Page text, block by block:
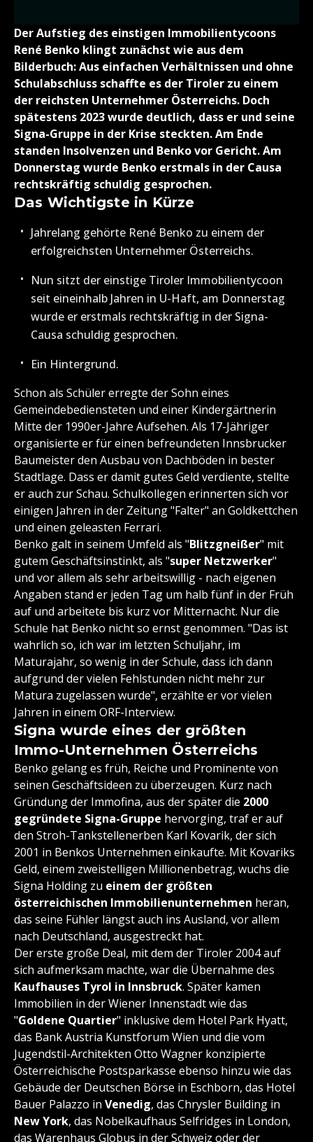
Der Aufstieg des einstigen Immobilientycoons
René Benko klingt zunächst wie aus dem
Bilderbuch: Aus einfachen Verhältnissen und ohne
Schulabschluss schaffte es der Tiroler zu einem
der reichsten Unternehmer Österreichs. Doch
spätestens 2023 wurde deutlich, dass er und seine
Signa-Gruppe in der Krise steckten. Am Ende
standen Insolvenzen und Benko vor Gericht. Am
Donnerstag wurde Benko erstmals in der Causa
rechtskräftig schuldig gesprochen.
Das Wichtigste in Kürze
Jahrelang gehörte René Benko zu einem der
erfolgreichsten Unternehmer Österreichs.
Nun sitzt der einstige Tiroler Immobilientycoon
seit eineinhalb Jahren in U-Haft, am Donnerstag
wurde er erstmals rechtskräftig in der Signa-
Causa schuldig gesprochen.
Ein Hintergrund.
Schon als Schüler erregte der Sohn eines
Gemeindebediensteten und einer Kindergärtnerin
Mitte der 1990er-Jahre Aufsehen. Als 17-Jähriger
organisierte er für einen befreundeten Innsbrucker
Baumeister den Ausbau von Dachböden in bester
Stadtlage. Dass er damit gutes Geld verdiente, stellte
er auch zur Schau. Schulkollegen erinnerten sich vor
einigen Jahren in der Zeitung "Falter" an Goldkettchen
und einen geleasten Ferrari.
Benko galt in seinem Umfeld als "Blitzgneißer" mit
gutem Geschäftsinstinkt, als "super Netzwerker"
und vor allem als sehr arbeitswillig - nach eigenen
Angaben stand er jeden Tag um halb fünf in der Früh
auf und arbeitete bis kurz vor Mitternacht. Nur die
Schule hat Benko nicht so ernst genommen. "Das ist
wahrlich so, ich war im letzten Schuljahr, im
Maturajahr, so wenig in der Schule, dass ich dann
aufgrund der vielen Fehlstunden nicht mehr zur
Matura zugelassen wurde", erzählte er vor vielen
Jahren in einem ORF-Interview.
Signa wurde eines der größten
Immo-Unternehmen Österreichs
Benko gelang es früh, Reiche und Prominente von
seinen Geschäftsideen zu überzeugen. Kurz nach
Gründung der Immofina, aus der später die 2000
gegründete Signa-Gruppe hervorging, traf er auf
den Stroh-Tankstellenerben Karl Kovarik, der sich
2001 in Benkos Unternehmen einkaufte. Mit Kovariks
Geld, einem zweistelligen Millionenbetrag, wuchs die
Signa Holding zu einem der größten
österreichischen Immobilienunternehmen heran,
das seine Fühler längst auch ins Ausland, vor allem
nach Deutschland, ausgestreckt hat.
Der erste große Deal, mit dem der Tiroler 2004 auf
sich aufmerksam machte, war die Übernahme des
Kaufhauses Tyrol in Innsbruck. Später kamen
Immobilien in der Wiener Innenstadt wie das
"Goldene Quartier" inklusive dem Hotel Park Hyatt,
das Bank Austria Kunstforum Wien und die vom
Jugendstil-Architekten Otto Wagner konzipierte
Österreichische Postsparkasse ebenso hinzu wie das
Gebäude der Deutschen Börse in Eschborn, das Hotel
Bauer Palazzo in Venedig, das Chrysler Building in
New York, das Nobelkaufhaus Selfridges in London,
das Warenhaus Globus in der Schweiz oder der